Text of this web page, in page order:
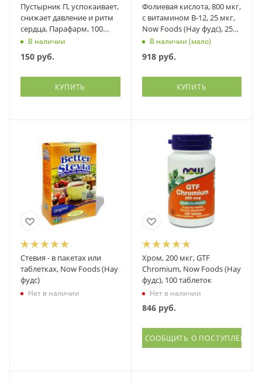
Пустырник П, успокаивает,
снижает давление и ритм
сердца, Парафарм, 100
таблеток
В наличии
150 руб.
КУПИТЬ
Фолиевая кислота, 800 мкг,
с витамином В-12, 25 мкг,
Now Foods (Нау фудс), 250
таблеток
В наличии (мало)
918руб.
КУПИТЬ
Стевия - в пакетах или
таблетках, Now Foods (Нау
фудс)
Нет в наличии
Хром, 200 мкг, GTF
Chromium, Now Foods (Нау
фудс), 100 таблеток
Нет в наличии
846руб.
СООБЩИТЬ О ПОСТУПЛЕНИИ